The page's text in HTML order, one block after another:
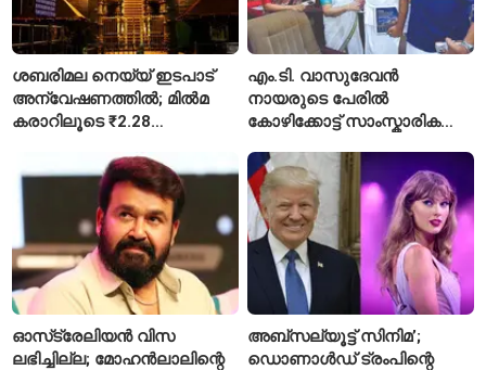
ശബരിമല നെയ്യ് ഇടപാട്
അന്വേഷണത്തിൽ; മിൽമ
കരാറിലൂടെ ₹2.28
എഫ്ഐആർ
എം.ടി. വാസുദേവൻ
നായരുടെ പേരിൽ
കോഴിക്കോട്ട് സാംസ്കാരിക
പ്രവർത്തനങ്ങൾക്ക് ₹50
കോടി
ഓസ്‌ട്രേലിയൻ വിസ
ലഭിച്ചില്ല; മോഹൻലാലിന്റെ
അബ്സല്യൂട്ട് സിനിമ’;
ഡൊണാൾഡ് ട്രംപിന്റെ